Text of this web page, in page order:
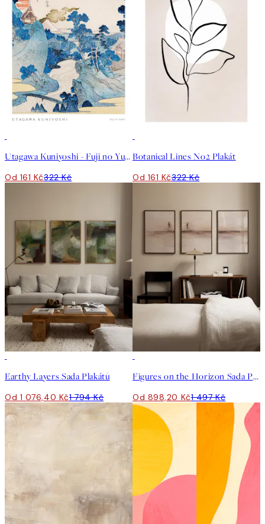
Utagawa Kuniyoshi - Fuji no Yukei Plakát
Od 161 Kč322 Kč
Botanical Lines No2 Plakát
Od 161 Kč322 Kč
Earthy Layers Sada Plakátů
Od 1 076,40 Kč1 794 Kč
Figures on the Horizon Sada Plakátů
Od 898,20 Kč1 497 Kč